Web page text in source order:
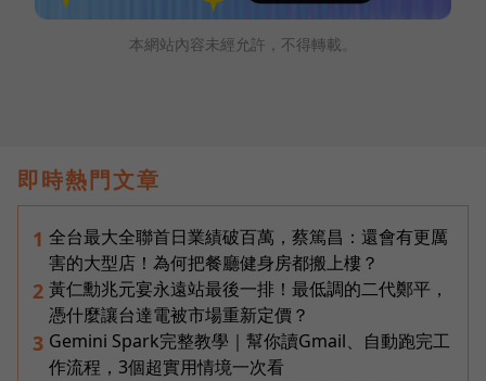
本網站內容未經允許，不得轉載。
即時熱門文章
1 全台最大全聯首日業績破百萬，蔡篤昌：還會有更厲
害的大型店！為何把餐廳健身房都搬上樓？
2 黃仁勳兆元宴永遠站最後一排！最低調的二代鄭平，
憑什麼讓台達電被市場重新定價？
3 Gemini Spark完整教學｜幫你讀Gmail、自動跑完工
作流程，3個超實用情境一次看